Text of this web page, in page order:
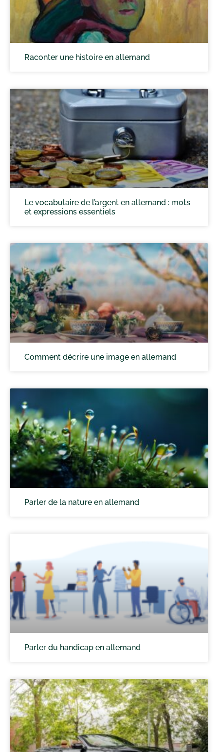
Raconter une histoire en allemand
Le vocabulaire de l’argent en allemand : mots
et expressions essentiels
Comment décrire une image en allemand
Parler de la nature en allemand
Parler du handicap en allemand